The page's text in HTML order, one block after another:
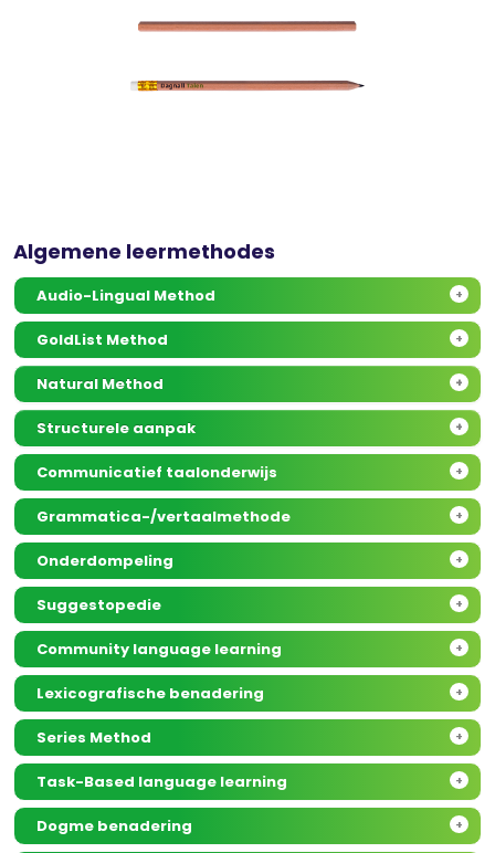
Algemene leermethodes
Audio-Lingual Method +
GoldList Method +
Natural Method +
Structurele aanpak +
Communicatief taalonderwijs +
Grammatica-/vertaalmethode +
Onderdompeling +
Suggestopedie +
Community language learning +
Lexicografische benadering +
Series Method +
Task-Based language learning +
Dogme benadering +